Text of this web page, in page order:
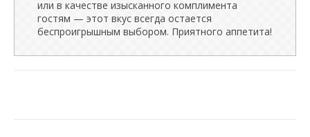
или в качестве изысканного комплимента
гостям — этот вкус всегда остается
беспроигрышным выбором. Приятного аппетита!